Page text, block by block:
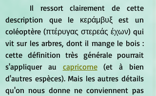
description que le κεράμβυξ est un
coléoptère (πτέρυγας στερεάς έχων) qui
vit sur les arbres, dont il mange le bois :
cette définition très générale pourrait
s'appliquer au capricorne (et à bien
d'autres espèces). Mais les autres détails
qu'on nous donne ne conviennent pas